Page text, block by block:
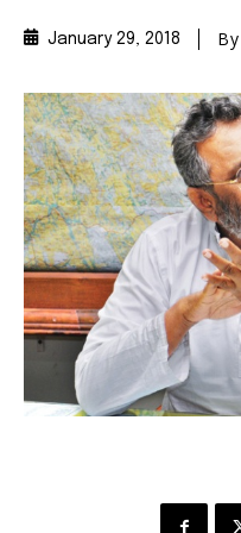
January 29, 2018 By